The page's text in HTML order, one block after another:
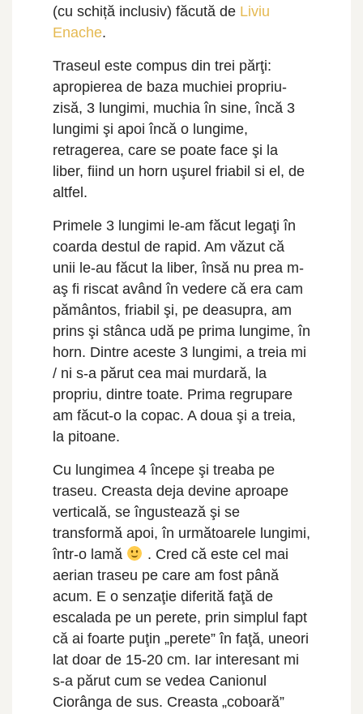
(cu schiță inclusiv) făcută de Liviu
Enache.
Traseul este compus din trei părţi:
apropierea de baza muchiei propriu-
zisă, 3 lungimi, muchia în sine, încă 3
lungimi şi apoi încă o lungime,
retragerea, care se poate face şi la
liber, fiind un horn uşurel friabil si el, de
altfel.
Primele 3 lungimi le-am făcut legaţi în
coarda destul de rapid. Am văzut că
unii le-au făcut la liber, însă nu prea m-
aş fi riscat având în vedere că era cam
pământos, friabil şi, pe deasupra, am
prins şi stânca udă pe prima lungime, în
horn. Dintre aceste 3 lungimi, a treia mi
/ ni s-a părut cea mai murdară, la
propriu, dintre toate. Prima regrupare
am făcut-o la copac. A doua şi a treia,
la pitoane.
Cu lungimea 4 începe şi treaba pe
traseu. Creasta deja devine aproape
verticală, se îngustează şi se
transformă apoi, în următoarele lungimi,
într-o lamă
. Cred că este cel mai
aerian traseu pe care am fost până
acum. E o senzaţie diferită faţă de
escalada pe un perete, prin simplul fapt
că ai foarte puţin „perete” în faţă, uneori
lat doar de 15-20 cm. Iar interesant mi
s-a părut cum se vedea Canionul
Ciorânga de sus. Creasta „coboară”